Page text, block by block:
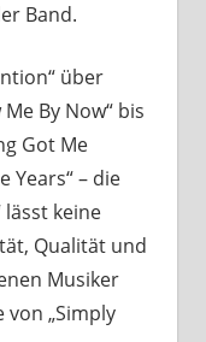
Band.
über
By Now“ bis
Got Me
Years“ – die
lässt keine
Qualität und
Musiker
„Simply